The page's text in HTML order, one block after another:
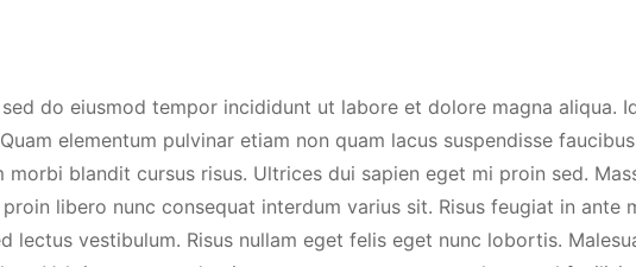
do eiusmod tempor incididunt ut labore et dolore magna aliqua.
elementum pulvinar etiam non quam lacus suspendisse
blandit cursus risus. Ultrices dui sapien eget mi proin sed.
libero nunc consequat interdum varius sit. Risus feugiat in ante
lectus vestibulum. Risus nullam eget felis eget nunc lobortis.